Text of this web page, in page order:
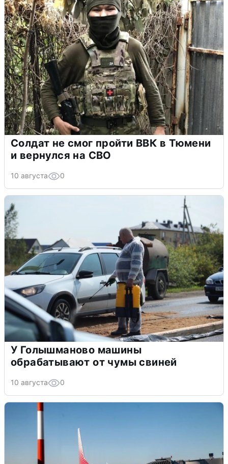
Солдат не смог пройти ВВК в Тюмени
и вернулся на СВО
10 августа 0
У Голышманово машины
обрабатывают от чумы свиней
10 августа 0